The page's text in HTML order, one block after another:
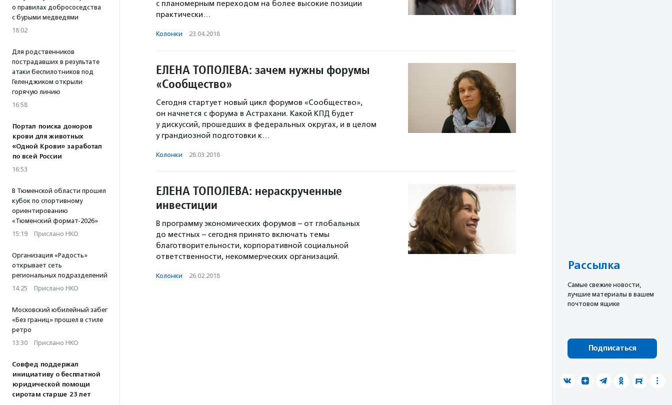
о правилах добрососедства
с бурыми медведями
18:02
Для родственников
пострадавших в результате
атаки беспилотников под
Геленджиком открыли
горячую линию
16:58
Портал поиска доноров
крови для животных
«Одной Крови» заработал
по всей России
16:53
В Тюменской области прошел
кубок по спортивному
ориентированию
«Тюменский формат-2026»
15:19 · Прислано НКО
Организация «Радость»
открывает сеть
региональных подразделений
14:25 · Прислано НКО
Московский юбилейный забег
«Без границ» прошел в стиле
ретро
13:30 · Прислано НКО
Совфед поддержал
инициативу о бесплатной
юридической помощи
сиротам старше 23 лет
с планомерным переходом на более высокие позиции
практически…
Колонки · 23.04.2018
ЕЛЕНА ТОПОЛЕВА: зачем нужны форумы
«Сообщество»
Сегодня стартует новый цикл форумов «Сообщество»,
он начнется с форума в Астрахани. Какой КПД будет
у дискуссий, прошедших в федеральных округах, и в целом
у грандиозной подготовки к…
Колонки · 28.03.2018
ЕЛЕНА ТОПОЛЕВА: нераскрученные
инвестиции
В программу экономических форумов – от глобальных
до местных – сегодня принято включать темы
благотворительности, корпоративной социальной
ответственности, некоммерческих организаций.
Колонки · 26.02.2018
Рассылка
Cамые свежие новости,
лучшие материалы в вашем
почтовом ящике
Подписаться